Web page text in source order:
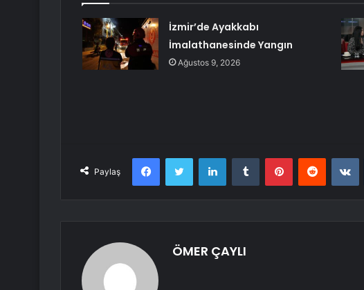
İzmir’de Ayakkabı
İmalathanesinde Yangın
Ağustos 9, 2026
Paylaş
FacebookTwitter LinkedInTumblr PinterestReddit
ÖMER ÇAYLI